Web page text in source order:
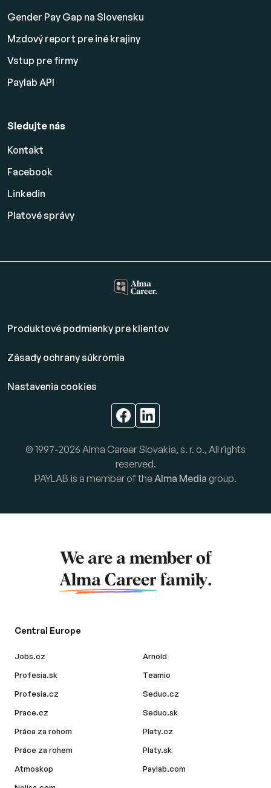
Gender Pay Gap na Slovensku
Mzdový report pre iné krajiny
Vstup pre firmy
Paylab API
Sledujte nás
Kontakt
Facebook
Linkedin
Platovésprávy
Produktové podmienky pre klientov
Zásady ochrany súkromia
Nastavenia cookies
© 1997-2026 Alma Career Slovakia, s. r. o., All rights
reserved.
PAYLAB is a member of theAlma Media group.
We are a member of
Alma Career family.
Central Europe
Jobs.cz
Profesia.sk
Profesia.cz
Prace.cz
Práca za rohom
Práce za rohem
Atmoskop
Arnold
Teamio
Seduo.cz
Seduo.sk
Platy.cz
Platy.sk
Paylab.com